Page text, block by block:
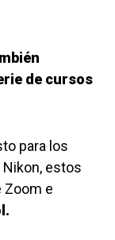
de cursos
para los
estos
Zoom e